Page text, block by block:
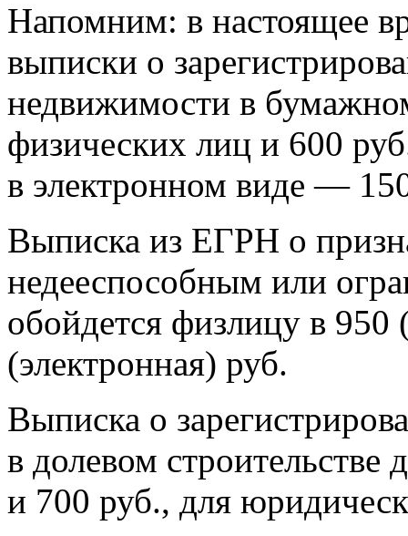
Напомним: в настоящее
выписки о
недвижимости в
физических лиц и 600
в электронном виде —
Выписка из ЕГРН о
недееспособным или
обойдется физлицу в
(электронная) руб.
Выписка о
в долевом
и 700 руб., для